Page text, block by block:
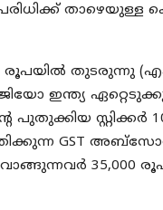
രൂപയിൽ തുടരുന്നു
ഇന്ത്യ
സ്റ്റിക്കർ
GST
വാങ്ങുന്നവർ